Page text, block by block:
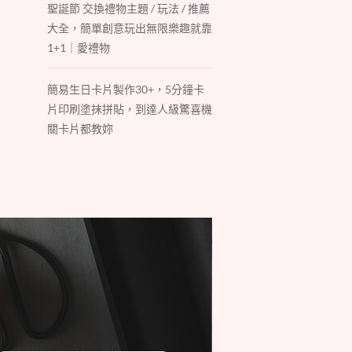
聖誕節 交換禮物主題 / 玩法 / 推薦
大全，簡單創意玩出無限樂趣就靠
1+1｜愛禮物
簡易生日卡片製作30+，5分鐘卡
片印刷塗抹拼貼，到達人級驚喜機
關卡片都教妳